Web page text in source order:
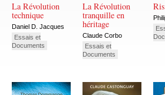
La Révolution
technique
Daniel D. Jacques
Essais et
Documents
La Révolution
tranquille en
héritage
Claude Corbo
Essais et
Documents